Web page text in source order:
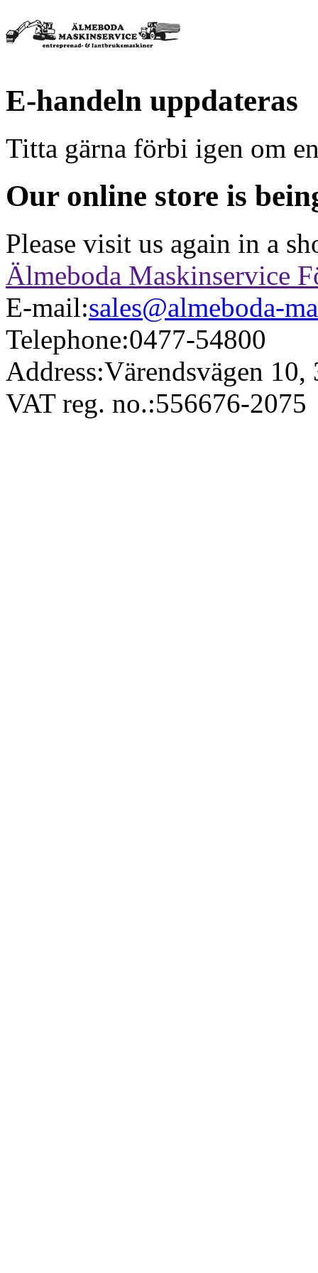
E-handeln uppdateras
Titta gärna förbi igen om
Our online store is
Please visit us again in a
Älmeboda Maskinservice
E-mail:sales@almeboda-
Telephone:0477-54800
Address:Värendsvägen
VAT reg. no.:556676-2075